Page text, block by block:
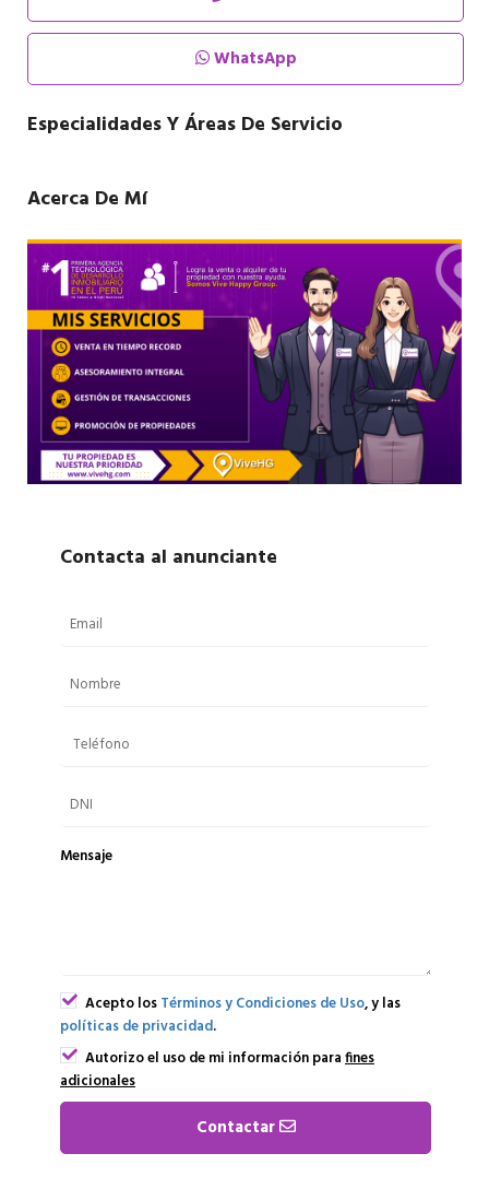
WhatsApp
Especialidades Y Áreas De Servicio
Acerca De Mí
Contacta al anunciante
Mensaje
Acepto losTérminos y Condiciones de Uso, y las
políticas de privacidad.
Autorizo el uso de mi información parafines
adicionales
Contactar